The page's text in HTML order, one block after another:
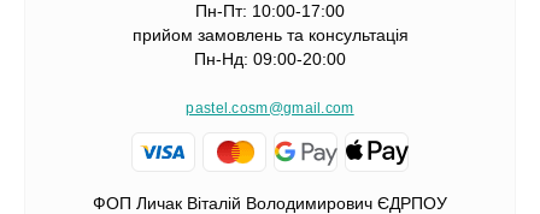
Пн-Пт: 10:00-17:00
прийом замовлень та консультація
Пн-Нд: 09:00-20:00
pastel.cosm@gmail.com
ФОП Личак Віталій Володимирович ЄДРПОУ